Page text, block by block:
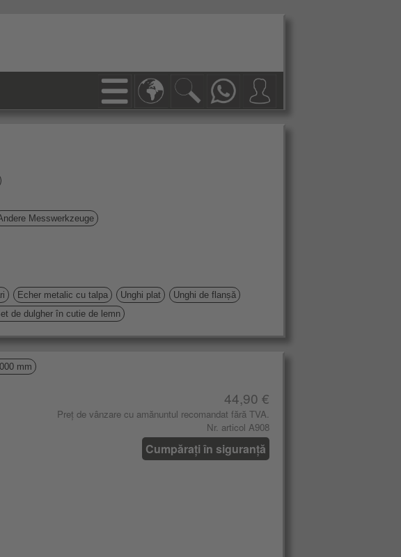
Messwerkzeuge
Echer metalic cu talpa Unghi plat
Unghi de flanșă
de dulgher în cutie de lemn
mm
44,90 €
Preț de vânzare cu amănuntul recomandat fără TVA.
Nr. articol A908
Cumpărați în siguranță